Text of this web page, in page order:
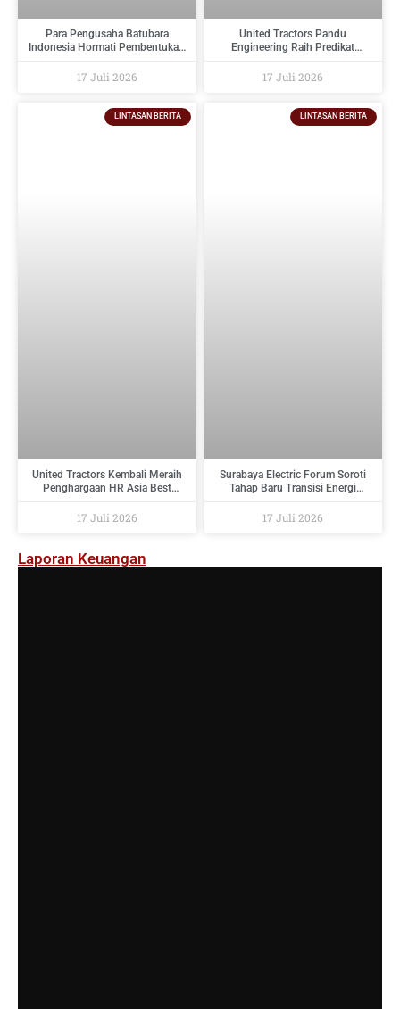
Para Pengusaha Batubara
Indonesia Hormati Pembentukan
Indonesia Dan Berikan Saran
17 Juli 2026
United Tractors Pandu
Engineering Raih Predikat
Regulatory Compliance Awards
17 Juli 2026
LINTASAN BERITA
United Tractors Kembali Meraih
Penghargaan HR Asia Best
2026
17 Juli 2026
LINTASAN BERITA
Surabaya Electric Forum Soroti
Tahap Baru Transisi Energi
Implementasi
17 Juli 2026
Laporan Keuangan